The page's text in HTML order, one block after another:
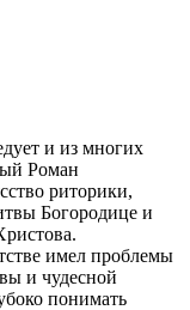
и из многих
Роман
риторики,
Богородице и
имел проблемы
и чудесной
понимать